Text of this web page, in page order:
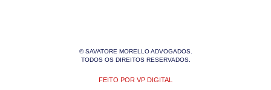
© SAVATORE MORELLO ADVOGADOS.
TODOS OS DIREITOS RESERVADOS.
FEITO POR VP DIGITAL